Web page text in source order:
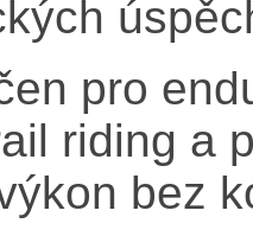
pro
riding a
bez